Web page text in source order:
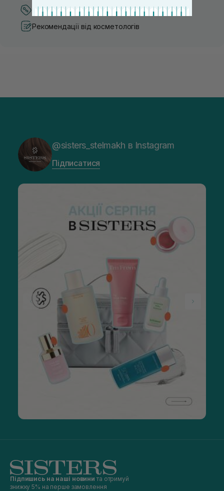
Кращі ціни та топ товари
Рекомендації від косметологів
@sisters_stelmakh в Instagram
Підписатися
Підпишись на наші новини та отримуй
знижку 5% на перше замовлення